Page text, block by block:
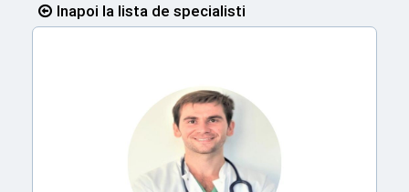
Inapoi la lista de specialisti